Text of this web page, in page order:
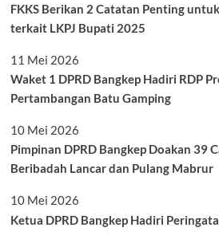
FKKS Berikan 2 Catatan Penting
terkait LKPJ Bupati 2025
11 Mei 2026
Waket 1 DPRD Bangkep Hadiri RDP
Pertambangan Batu Gamping
10 Mei 2026
Pimpinan DPRD Bangkep Doakan 39
Beribadah Lancar dan Pulang Mabrur
10 Mei 2026
Ketua DPRD Bangkep Hadiri